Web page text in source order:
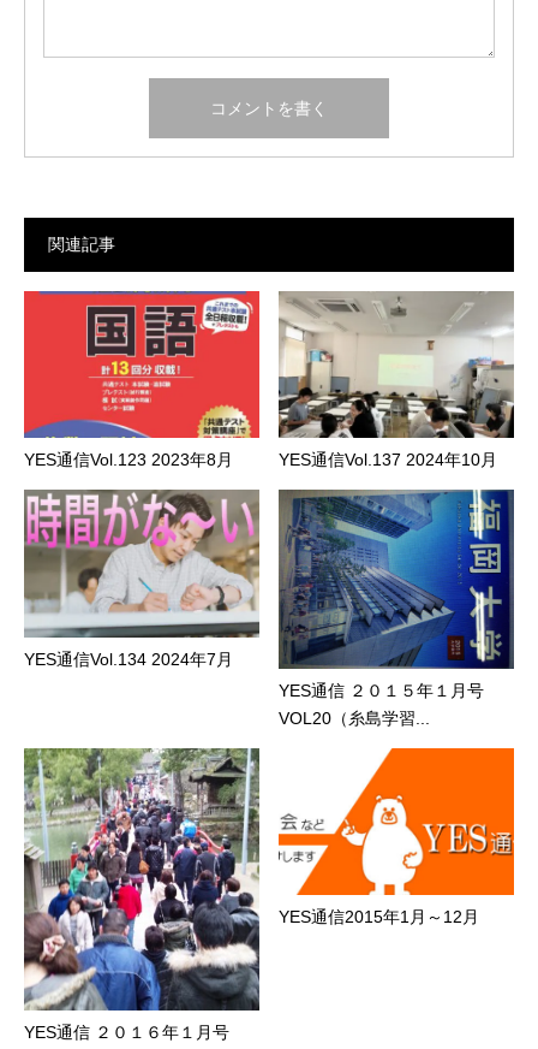
関連記事
YES通信Vol.123 2023年8月 YES通信Vol.137 2024年10月
YES通信Vol.134 2024年7月
YES通信 ２０１５年１月号
VOL20（糸島学習...
YES通信 ２０１６年１月号
YES通信2015年1月～12月